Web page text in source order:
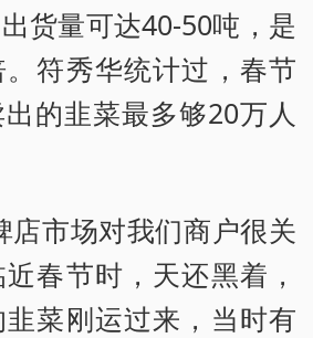
货量可达40-50吨，是
符秀华统计过，春节
的韭菜最多够20万人
店市场对我们商户很关
春节时，天还黑着，
菜刚运过来，当时有